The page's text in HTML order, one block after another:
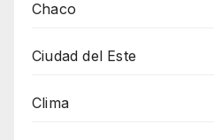
Chaco
Ciudad del Este
Clima